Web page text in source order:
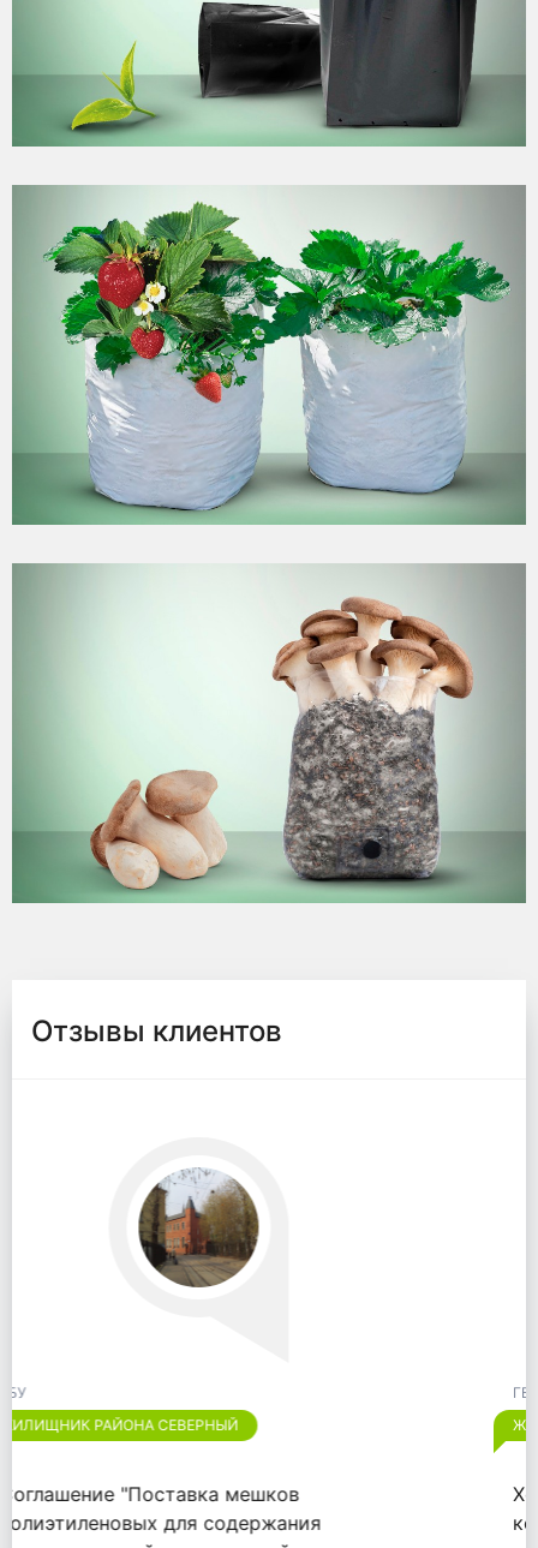
Отзывы клиентов
ЖИЛИЩНИК РАЙОНА ОТРАДНОЕ
Хотим выразить признательность
компании "ООО "ВАЙТПАК"" за